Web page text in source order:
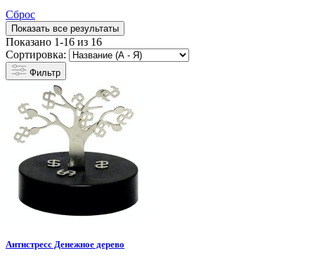
Сброс
Показать все результаты
Показано 1-16 из 16
Сортировка:
Фильтр
Антистресс Денежное дерево